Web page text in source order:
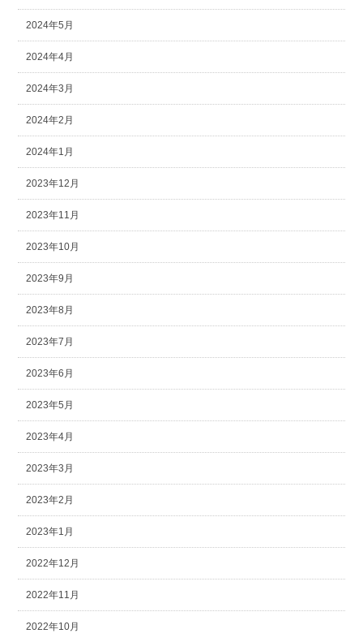
2024年5月
2024年4月
2024年3月
2024年2月
2024年1月
2023年12月
2023年11月
2023年10月
2023年9月
2023年8月
2023年7月
2023年6月
2023年5月
2023年4月
2023年3月
2023年2月
2023年1月
2022年12月
2022年11月
2022年10月